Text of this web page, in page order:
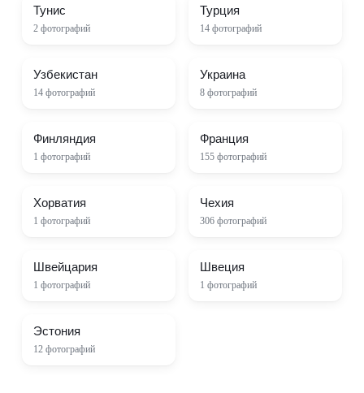
Тунис
2 фотографий
Турция
14 фотографий
Узбекистан
14 фотографий
Украина
8 фотографий
Финляндия
1 фотографий
Франция
155 фотографий
Хорватия
1 фотографий
Чехия
306 фотографий
Швейцария
1 фотографий
Швеция
1 фотографий
Эстония
12 фотографий